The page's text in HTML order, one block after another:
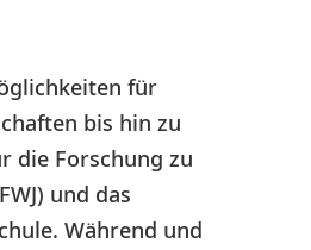
für
bis hin zu
die Forschung zu
und das
Während und